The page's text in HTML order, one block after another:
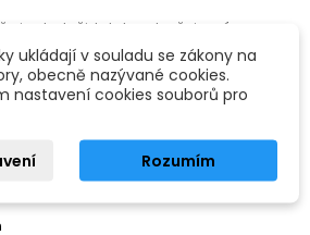
ovladači, kdy Level určuje míru
míru zkreslení. Prostřední dva
(barvu) zvuku – levým
a basy, pravým tvarujete zvuk ve
Tak jako všechny pedály ze současné
v režimu Buffered Bypass. K
nebo 9V adaptér.
ukládají v souladu se zákony na
obecně nazývané cookies.
nastavení cookies souborů pro
Rozumím